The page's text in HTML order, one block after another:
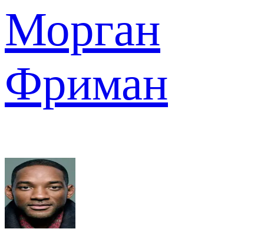
Морган
Фриман